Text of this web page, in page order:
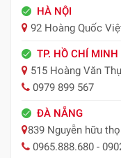
HÀ NỘI
92 Hoàng Quốc
TP. HỒ CHÍ MINH
515 Hoàng Văn
0979 899 567
ĐÀ NẴNG
839 Nguyễn hữu thọ
0965.888.680 -